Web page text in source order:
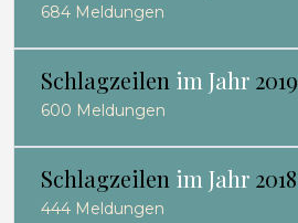
684 Meldungen
Schlagzeilen im Jahr 2019
600 Meldungen
Schlagzeilen im Jahr 2018
444 Meldungen